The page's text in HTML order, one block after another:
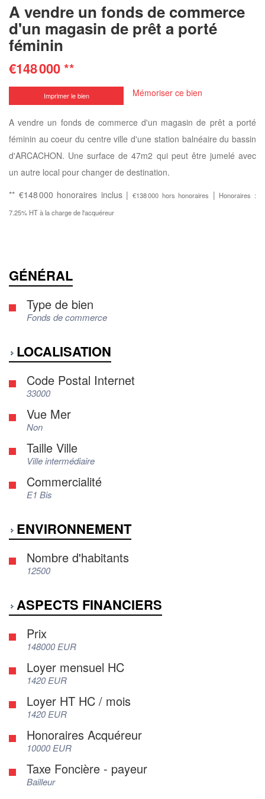
A vendre un fonds de commerce
d'un magasin de prêt a porté
féminin
€148 000**
Imprimer le bien Mémoriser ce bien
A vendre un fonds de commerce d'un magasin de prêt a porté
féminin au coeur du centre ville d'une station balnéaire du bassin
d'ARCACHON. Une surface de 47m2 qui peut être jumelé avec
un autre local pour changer de destination.
** €148 000 honoraires inclus |€138 000 hors honoraires | Honoraires :
7.25% HT à la charge de l'acquéreur
GÉNÉRAL
Type de bien
Fonds de commerce
LOCALISATION
Code Postal Internet
33000
Vue Mer
Non
Taille Ville
Ville intermédiaire
Commercialité
E1 Bis
ENVIRONNEMENT
Nombre d'habitants
12500
ASPECTS FINANCIERS
Prix
148000 EUR
Loyer mensuel HC
1420 EUR
Loyer HT HC / mois
1420 EUR
Honoraires Acquéreur
10000 EUR
Taxe Foncière - payeur
Bailleur